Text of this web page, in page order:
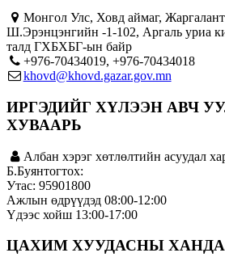
Монгол Улс, Ховд аймаг,
Ш.Эрэнцэнгийн -1-102, Аргаль уриа
талд ГХБХБГ-ын байр
+976-70434019, +976-70434018
khovd@khovd.gazar.gov.mn
ИРГЭДИЙГ ХҮЛЭЭН АВЧ
ХУВААРЬ
Албан хэрэг хөтлөлтийн асуудал
Б.Буянтогтох:
Утас: 95901800
Ажлын өдрүүдэд 08:00-12:00
Үдээс хойш 13:00-17:00
ЦАХИМ ХУУДАСНЫ